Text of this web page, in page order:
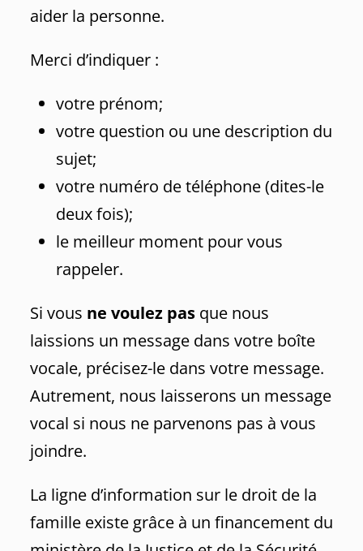
aider la personne.
Merci d’indiquer :
votre prénom;
votre question ou une description du
sujet;
votre numéro de téléphone (dites-le
deux fois);
le meilleur moment pour vous
rappeler.
Si vous ne voulez pasque nous
laissions un message dans votre boîte
vocale, précisez-le dans votre message.
Autrement, nous laisserons un message
vocal si nous ne parvenons pas à vous
joindre.
La ligne d’information sur le droit de la
famille existe grâce à un financement du